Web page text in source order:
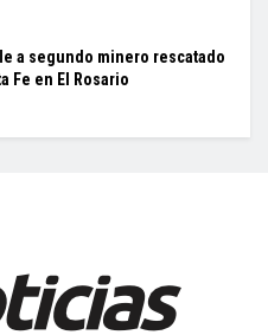
a segundo minero rescatado
Fe en El Rosario